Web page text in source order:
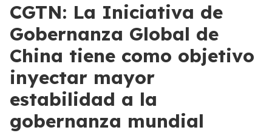
CGTN: La Iniciativa de
Gobernanza Global de
China tiene como objetivo
inyectar mayor
estabilidad a la
gobernanza mundial